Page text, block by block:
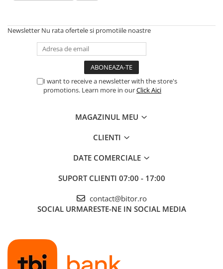
Newsletter Nu rata ofertele si promotiile noastre
I want to receive a newsletter with the store's
promotions. Learn more in ourClick Aici
MAGAZINUL MEU
CLIENTI
DATE COMERCIALE
SUPORT CLIENTI 07:00 - 17:00
contact@bitor.ro
SOCIAL URMARESTE-NE IN SOCIAL MEDIA